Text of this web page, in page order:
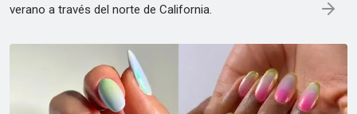
verano a través del norte de California.